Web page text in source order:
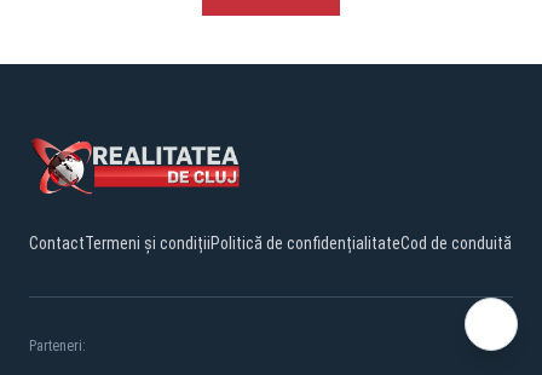
ContactTermeni și condițiiPolitică de confidențialitateCod de conduită
Parteneri: